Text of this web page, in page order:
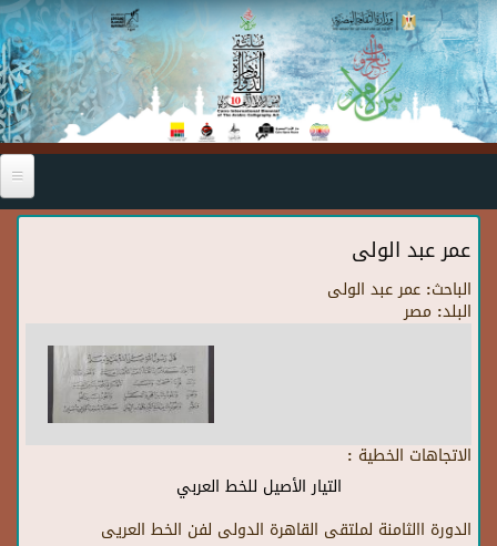
Skip to main content
عمر عبد الولى
الباحث: عمر عبد الولى
البلد: مصر
الاتجاهات الخطية :
التيار الأصيل للخط العربي
الدورة االثامنة لملتقى القاهرة الدولى لفن الخط العريى